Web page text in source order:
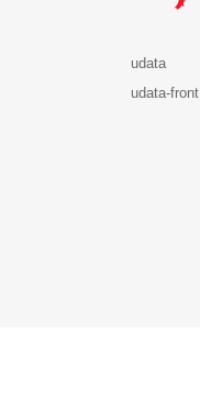
udata
udata-front